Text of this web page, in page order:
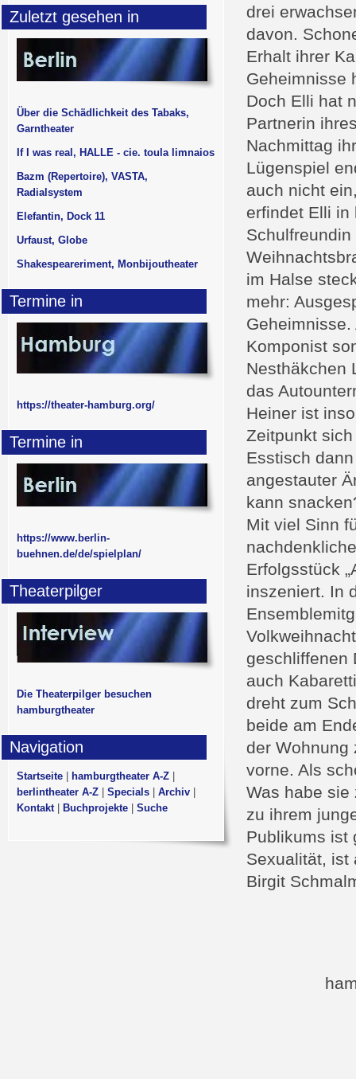
drei
davon.
Erhalt ihrer
Geheimnisse
Doch Elli hat
Partnerin
Nachmittag
Lügenspiel
auch nicht
erfindet Elli in
im Halse
mehr:
Komponist
Nesthäkchen
das
Heiner ist
Zeitpunkt
Esstisch
angestauter
kann
Mit viel Sinn
Erfolgsstück
inszeniert. In
geschliffenen
auch
dreht zum
beide am
der Wohnung
vorne. Als
Was habe
zu ihrem
Publikums ist
Sexualität, ist
Birgit
Zuletzt gesehen in
Über die Schädlichkeit des Tabaks,
Garntheater
If I was real, HALLE - cie. toula limnaios
Bazm (Repertoire), VASTA,
Radialsystem
Elefantin, Dock 11
Urfaust, Globe
Shakespeareriment, Monbijoutheater
Termine in
https://theater-hamburg.org/
Termine in
https://www.berlin-
buehnen.de/de/spielplan/
Theaterpilger
Die Theaterpilger besuchen
hamburgtheater
Navigation
Startseite hamburgtheater A-Z
berlintheater A-Z
Specials Archiv
Kontakt| Buchprojekte Suche